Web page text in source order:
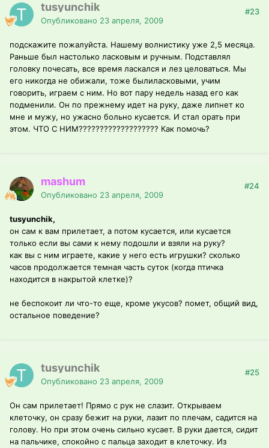
tusyunchik
Опубликовано 23 апреля, 2009
#23
подскажите пожалуйста. Нашему волнистику уже 2,5 месяца.
Раньше был настолько ласковым и ручным. Подставлял
головку почесать, все время ласкался и лез целоваться. Мы
его никогда не обижали, тоже былиласковыми, учим
говорить, играем с ним. Но вот пару недель назад его как
подменили. Он по прежнему идет на руку, даже липнет ко
мне и мужу, но ужасно больно кусается. И стал орать при
этом. ЧТО С НИМ??????????????????? Как помочь?
mashum
Опубликовано 23 апреля, 2009
#24
tusyunchik,
он сам к вам прилетает, а потом кусается, или кусается
только если вы сами к нему подошли и взяли на руку?
как вы с ним играете, какие у него есть игрушки? сколько
часов продолжается темная часть суток (когда птичка
находится в накрытой клетке)?
не беспокоит ли что-то еще, кроме укусов? помет, общий вид,
остальное поведение?
tusyunchik
Опубликовано 23 апреля, 2009
#25
Он сам прилетает! Прямо с рук не слазит. Открываем
клеточку, он сразу бежит на руки, лазит по плечам, садится на
голову. Но при этом очень сильно кусает. В руки дается, сидит
на пальчике, спокойно с пальца заходит в клеточку. Из